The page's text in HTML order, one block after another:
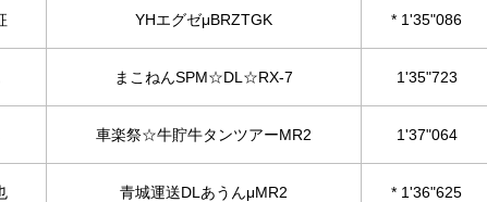
YHエグゼμBRZTGK * 1'35"086
まこねんSPM☆DL☆RX-7 1'35"723
車楽祭☆牛貯牛タンツアーMR2 1'37"064
青城運送DLあうんμMR2 * 1'36"625